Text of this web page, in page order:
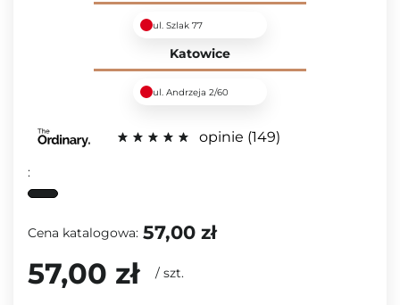
ul. Szlak 77
Katowice
ul. Andrzeja 2/60
opinie 149
:
Cena katalogowa: 57,00 zł
57,00 zł / szt.